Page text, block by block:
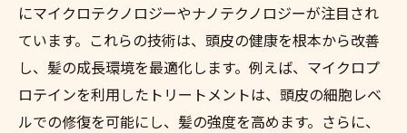
にマイクロテクノロジーやナノテクノロジーが注目され
ています。これらの技術は、頭皮の健康を根本から改善
し、髪の成長環境を最適化します。例えば、マイクロプ
ロテインを利用したトリートメントは、頭皮の細胞レベ
ルでの修復を可能にし、髪の強度を高めます。さらに、